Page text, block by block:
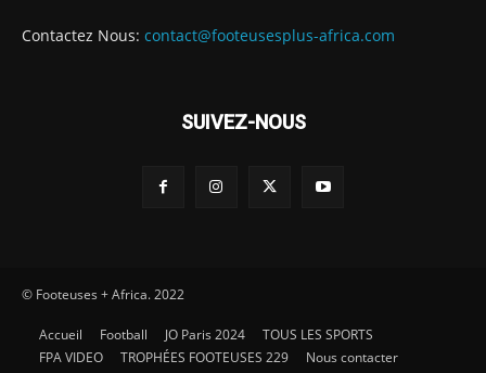
Contactez Nous: contact@footeusesplus-africa.com
SUIVEZ-NOUS
© Footeuses + Africa. 2022
Accueil Football JO Paris 2024
TOUS LES SPORTS
FPA VIDEO
TROPHÉES FOOTEUSES 229 Nous contacter